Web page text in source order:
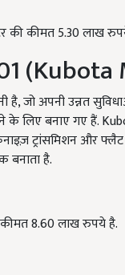
की कीमत 5.30 लाख
(Kubota
जो अपनी उन्नत
लिए बनाए गए हैं.
ट्रांसमिशन और
है.
कीमत 8.60 लाख रुपये है.